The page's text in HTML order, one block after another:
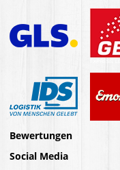
Bewertungen
Social Media